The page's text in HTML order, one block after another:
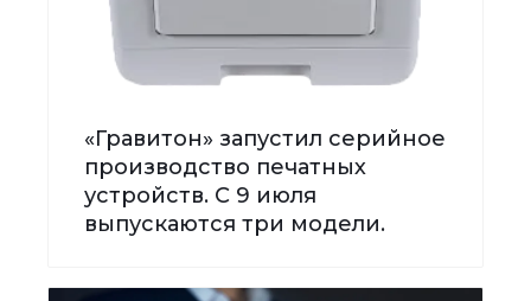
«Гравитон» запустил серийное
производство печатных
устройств. С 9 июля
выпускаются три модели.